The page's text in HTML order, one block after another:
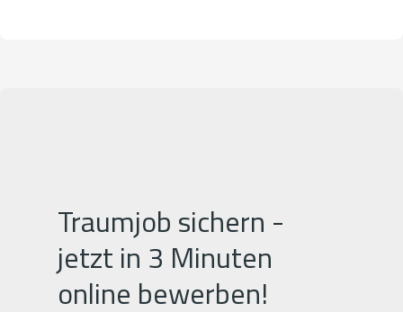
Traumjob sichern -
jetzt in 3 Minuten
online bewerben!